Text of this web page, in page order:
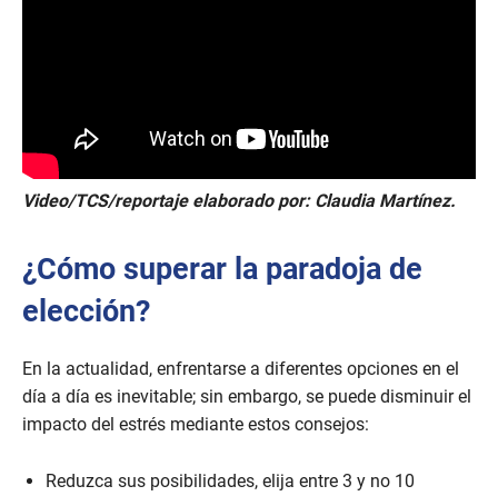
Video/TCS/reportaje elaborado por: Claudia Martínez.
¿Cómo superar la paradoja de
elección?
En la actualidad, enfrentarse a diferentes opciones en el
día a día es inevitable; sin embargo, se puede disminuir el
impacto del estrés mediante estos consejos:
Reduzca sus posibilidades, elija entre 3 y no 10